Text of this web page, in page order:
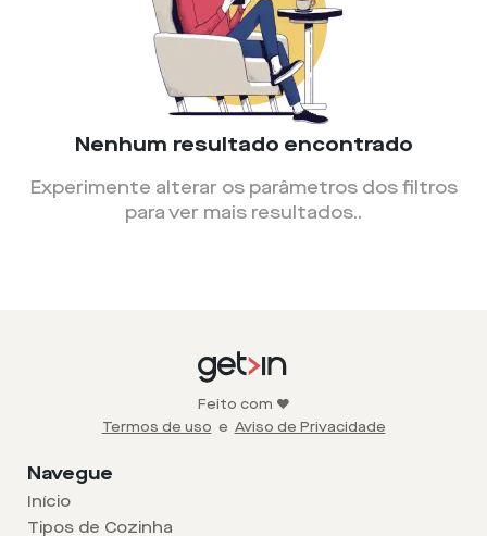
Nenhum resultado encontrado
Experimente alterar os parâmetros dos filtros
para ver mais resultados..
Feito com ❤️
Termos de uso e Aviso de Privacidade
Navegue
Início
Tipos de Cozinha